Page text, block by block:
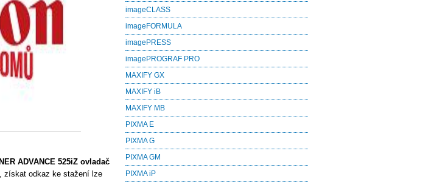
ADVANCE 525iZ ovladač
získat odkaz ke stažení lze
imageCLASS
imageFORMULA
imagePRESS
imagePROGRAF PRO
MAXIFY GX
MAXIFY iB
MAXIFY MB
PIXMA E
PIXMA G
PIXMA GM
PIXMA iP